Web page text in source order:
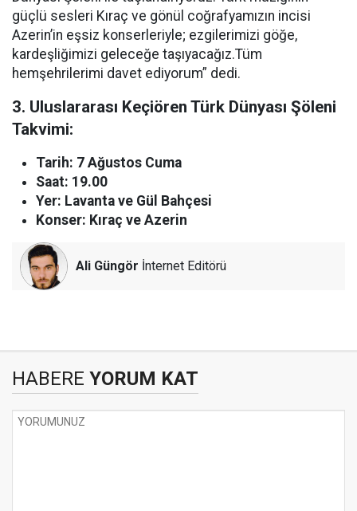
güçlü sesleri Kıraç ve gönül coğrafyamızın incisi
Azerin’in eşsiz konserleriyle; ezgilerimizi göğe,
kardeşliğimizi geleceğe taşıyacağız.Tüm
hemşehrilerimi davet ediyorum” dedi.
3. Uluslararası Keçiören Türk Dünyası Şöleni
Takvimi:
Tarih: 7 Ağustos Cuma
Saat: 19.00
Yer: Lavanta ve Gül Bahçesi
Konser: Kıraç ve Azerin
Ali Güngör İnternet Editörü
HABERE YORUM KAT